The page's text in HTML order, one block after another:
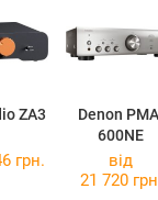
ZA3
Denon
600NE
грн.
від
21 720